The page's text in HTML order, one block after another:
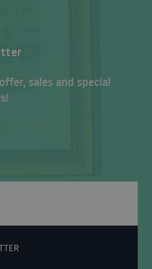
sales and special